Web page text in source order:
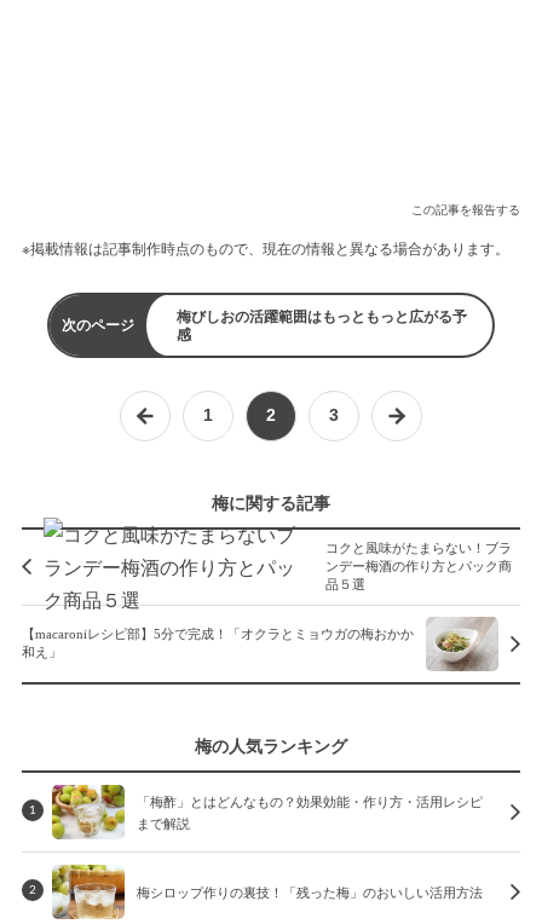
この記事を報告する
※掲載情報は記事制作時点のもので、現在の情報と異なる場合があります。
次のページ
梅びしおの活躍範囲はもっともっと広がる予
感
1 2 3
梅に関する記事
コクと風味がたまらない！ブラ
ンデー梅酒の作り方とパック商
品５選
【macaroniレシピ部】5分で完成！「オクラとミョウガの梅おかか
和え」
梅の人気ランキング
1
「梅酢」とはどんなもの？効果効能・作り方・活用レシピ
まで解説
2 梅シロップ作りの裏技！「残った梅」のおいしい活用方法